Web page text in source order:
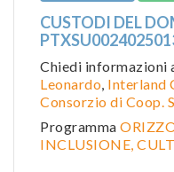
CUSTODI DEL
Chiedi informazioni
Leonardo, Interland
Consorzio di Coop.
Programma
INCLUSIONE,